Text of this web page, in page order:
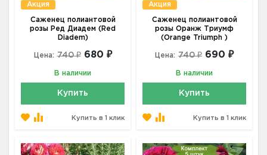
Акция
Саженец полиантовой
розы Ред Диадем (Red
Diadem)
Цена: 740 ₽ 680 ₽
В наличии
Купить
Купить в 1 клик
Акция
Саженец полиантовой
розы Оранж Триумф
(Orange Triumph )
Цена: 740 ₽ 690 ₽
В наличии
Купить
Купить в 1 клик